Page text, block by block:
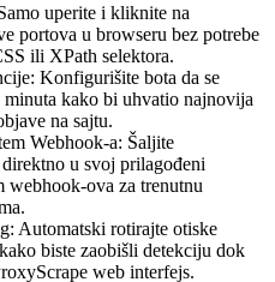
uperite i kliknite na
portova u browseru bez potrebe
ili XPath selektora.
Konfigurišite bota da se
kako bi uhvatio najnovija
na sajtu.
Webhook-a: Šaljite
u svoj prilagođeni
webhook-ova za trenutnu
Automatski rotirajte otiske
biste zaobišli detekciju dok
web interfejs.